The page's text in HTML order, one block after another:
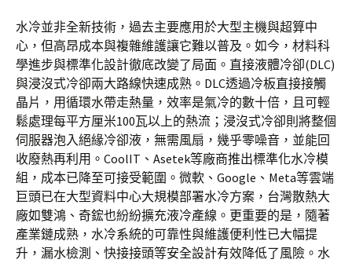
水冷並非全新技術，過去主要應用於大型主機與超算中
心，但高昂成本與複雜維護讓它難以普及。如今，材料科
學進步與標準化設計徹底改變了局面。直接液體冷卻(DLC)
與浸沒式冷卻兩大路線快速成熟。DLC透過冷板直接接觸
晶片，用循環水帶走熱量，效率是氣冷的數十倍，且可輕
鬆處理每平方厘米100瓦以上的熱流；浸沒式冷卻則將整個
伺服器泡入絕緣冷卻液，無需風扇，幾乎零噪音，並能回
收廢熱再利用。CoolIT、Asetek等廠商推出標準化水冷模
組，成本已降至可接受範圍。微軟、Google、Meta等雲端
巨頭已在大型資料中心大規模部署水冷方案，台灣散熱大
廠如雙鴻、奇鋐也紛紛擴充液冷產線。更重要的是，隨著
產業鏈成熟，水冷系統的可靠性與維護便利性已大幅提
升，漏水檢測、快接接頭等安全設計有效降低了風險。水